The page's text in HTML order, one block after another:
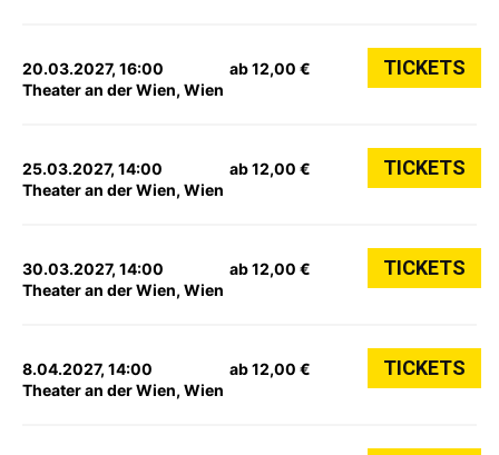
20.03.2027, 16:00
Theater an der Wien, Wien
ab 12,00 € TICKETS
25.03.2027, 14:00
Theater an der Wien, Wien
ab 12,00 € TICKETS
30.03.2027, 14:00
Theater an der Wien, Wien
ab 12,00 € TICKETS
8.04.2027, 14:00
Theater an der Wien, Wien
ab 12,00 € TICKETS